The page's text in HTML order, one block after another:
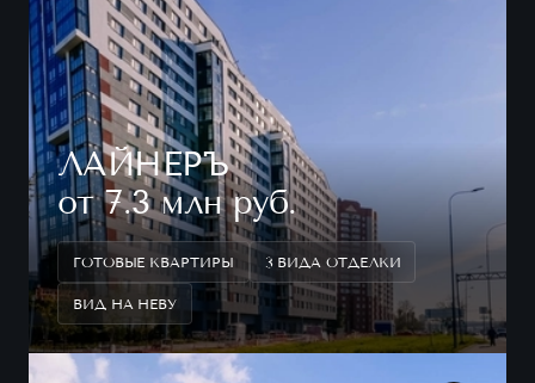
ЛАЙНЕРЪ
от 7.3 млн руб.
ГОТОВЫЕ КВАРТИРЫ 3 ВИДА ОТДЕЛКИ
ВИД НА НЕВУ